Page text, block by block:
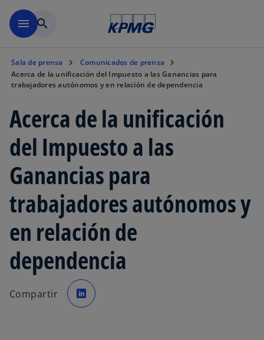
menu search
Sala de prensa
Comunicados de prensa
Acerca de la unificación del Impuesto a las Ganancias para
trabajadores autónomos y en relación de dependencia
Acerca de la unificación
del Impuesto a las
Ganancias para
trabajadores autónomos y
en relación de
dependencia
Compartir e
a